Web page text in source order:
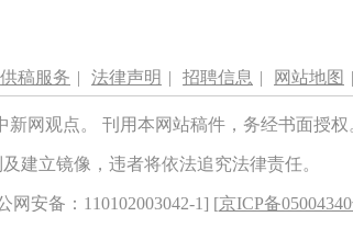
供稿服务 | 法律声明 | 招聘信息 | 网站地图 |
网观点。 刊用本网站稿件，务经书面授权
建立镜像，违者将依法追究法律责任。
网安备：110102003042-1] [京ICP备